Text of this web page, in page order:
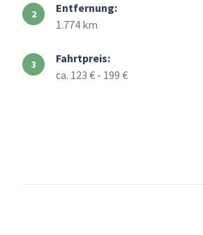
Entfernung:
1.774 km
Fahrtpreis:
ca. 123 € - 199 €